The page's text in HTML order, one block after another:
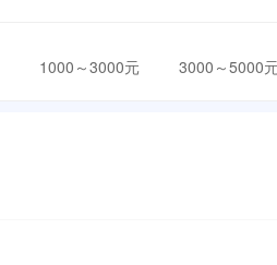
1000～3000元 3000～5000